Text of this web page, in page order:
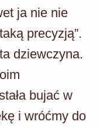
ja nie nie
precyzją”.
dziewczyna.
bujać w
i wróćmy do